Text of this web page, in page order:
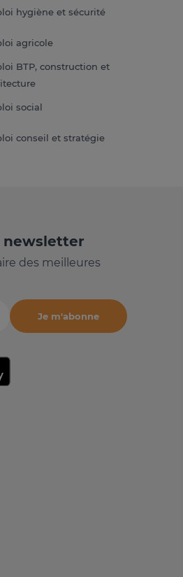
hygiène et sécurité
agricole
BTP, construction et
social
conseil et stratégie
newsletter
des meilleures
Je m'abonne